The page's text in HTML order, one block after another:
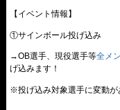
【イベント情報】
①サインボール投げ込み
→OB選手、現役選手等全メ
げ込みます！
※投げ込み対象選手に変動が